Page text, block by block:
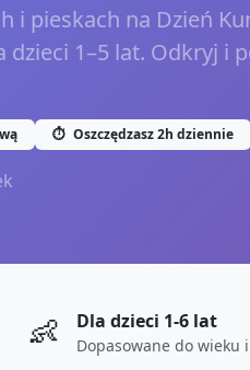
i pieskach na Dzień
1–5 lat. Odkryj i
⏱️ Oszczędzasz 2h dziennie
👶 Dla dzieci 1-6 lat
Dopasowane do wieku